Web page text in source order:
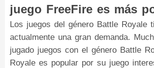
juego FreeFire es más
Los juegos del género Battle Royale
actualmente una gran demanda.
jugado juegos con el género Battle
Royale es popular por su juego